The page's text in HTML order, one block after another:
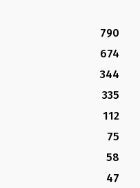
790
674
344
335
112
75
58
47